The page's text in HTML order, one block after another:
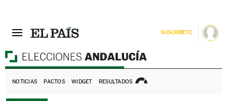
SUSCRÍBETE
NOTICIAS PACTOS WIDGET RESULTADOS